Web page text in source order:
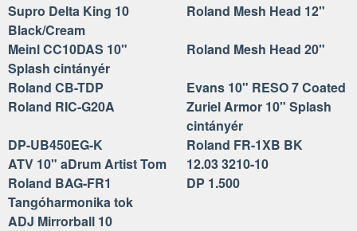
Supro Delta King 10
Black/Cream
Roland Mesh Head 12"
Meinl CC10DAS 10"
Splash cintányér
Roland Mesh Head 20"
Roland CB-TDP
Evans 10" RESO 7 Coated
Roland RIC-G20A
Zuriel Armor 10" Splash
cintányér
DP-UB450EG-K
Roland FR-1XB BK
ATV 10" aDrum Artist Tom
12.03 3210-10
Roland BAG-FR1
Tangóharmonika tok
DP 1.500
ADJ Mirrorball 10